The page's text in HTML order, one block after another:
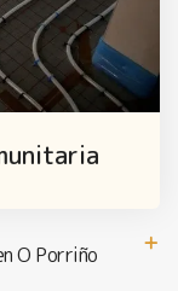
O Porriño